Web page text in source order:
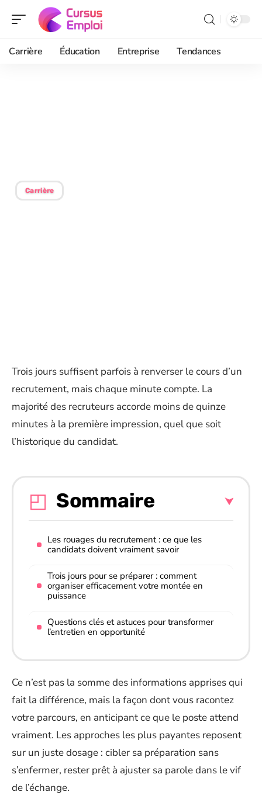
Carrière Éducation Entreprise Tendances
Carrière
Trois jours suffisent parfois à renverser le cours d’un
recrutement, mais chaque minute compte. La
majorité des recruteurs accorde moins de quinze
minutes à la première impression, quel que soit
l’historique du candidat.
Sommaire
Les rouages du recrutement : ce que les
candidats doivent vraiment savoir
Trois jours pour se préparer : comment
organiser efficacement votre montée en
puissance
Questions clés et astuces pour transformer
l’entretien en opportunité
Ce n’est pas la somme des informations apprises qui
fait la différence, mais la façon dont vous racontez
votre parcours, en anticipant ce que le poste attend
vraiment. Les approches les plus payantes reposent
sur un juste dosage : cibler sa préparation sans
s’enfermer, rester prêt à ajuster sa parole dans le vif
de l’échange.